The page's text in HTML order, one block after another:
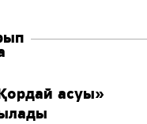
асуы»